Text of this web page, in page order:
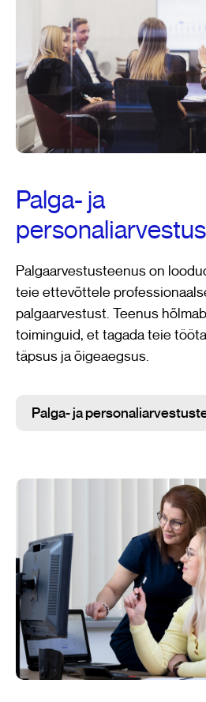
Palga- ja
Palgaarvestusteenus on
teie ettevõttele
palgaarvestust. Teenus
toiminguid, et tagada teie
täpsus ja õigeaegsus.
Palga- ja